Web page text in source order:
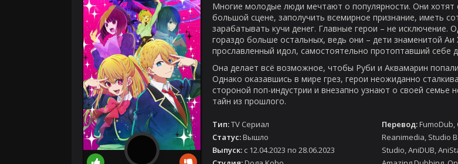
Многие молодые люди мечтают о популярности. Они хотят
большой сцене, заполучить всемирное признание, иметь
зарабатывать кучи денег. Главные герои – не исключение.
гораздо больше остальных, ведь они – дети знаменитой
прославленный идол, самостоятельно протоптавший себе
Она делает всё возможное, чтобы Руби и Аквамарин
Однако оказавшись в мире грез, герои неожиданно
стороной поп-индустрии и внезапно узнают о своей семье
тайн из прошлого.
Тип:TV Сериал
Статус:Вышло
Выпуск: с 12.04.2023 по 28.06.2023
Перевод:FumoDub,
Reanimedia, Studio
Studio, AniDUB,